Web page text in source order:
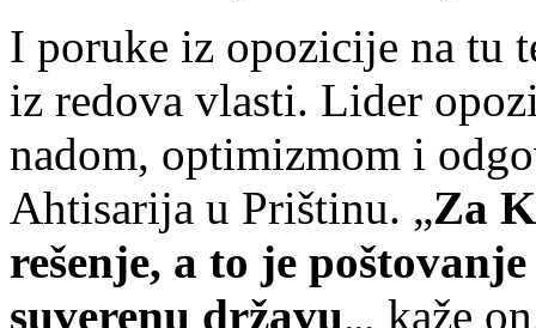
I poruke iz opozicije na tu
iz redova vlasti. Lider
nadom, optimizmom i
Ahtisarija u Prištinu. „Za
rešenje, a to je
suverenu državu„, kaže